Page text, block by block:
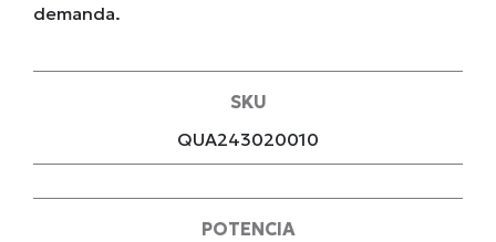
demanda.
SKU
QUA243020010
POTENCIA